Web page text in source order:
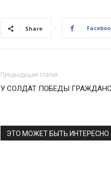
Share
Предыдущая статья
У СОЛДАТ ПОБЕДЫ
ЭТО МОЖЕТ БЫТЬ ИНТЕРЕСНО